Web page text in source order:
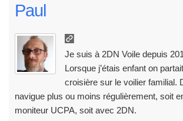
Paul
Je suis à 2DN Voile depuis
Lorsque j’étais enfant on
croisière sur le voilier familial.
navigue plus ou moins régulièrement, soit
moniteur UCPA, soit avec 2DN.